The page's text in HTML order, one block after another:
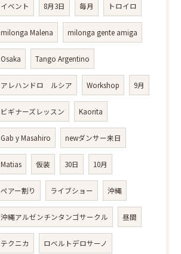
イベント 8月3日 毎月 トロイロ
milonga Malena milonga gente amiga
Osaka Tango Argentino
アレハンドロ ルシア Workshop 9月
ビギナーズレッスン Kaorita
Gab y Masahiro newダンサー来日
Matias 仮装 30日 10月
ペアー割り ライブショー 沖縄
沖縄アルゼンチンタンゴサークル 昼間
テクニカ ロベルトデロサーノ